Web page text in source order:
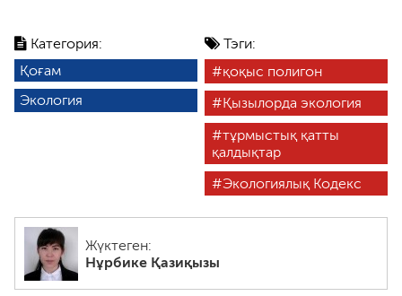
Категория:
Қоғам
Экология
Тэги:
қоқыс полигон
Қызылорда экология
тұрмыстық қатты
қалдықтар
Экологиялық Кодекс
Жүктеген:
Нұрбике Қазиқызы